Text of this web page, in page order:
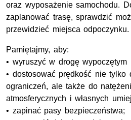
oraz wyposażenie samochodu.
zaplanować trasę, sprawdzić
przewidzieć miejsca odpoczynku.
Pamiętajmy, aby:
• wyruszyć w drogę wypoczętym
• dostosować prędkość nie tylko
ograniczeń, ale także do
atmosferycznych i własnych
• zapinać pasy bezpieczeństwa;